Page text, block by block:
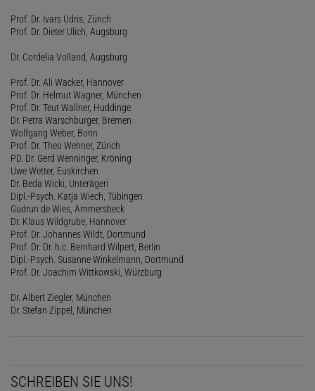
Prof. Dr. Ivars Udris, Zürich
Prof. Dr. Dieter Ulich, Augsburg
Dr. Cordelia Volland, Augsburg
Prof. Dr. Ali Wacker, Hannover
Prof. Dr. Helmut Wagner, München
Prof. Dr. Teut Wallner, Huddinge
Dr. Petra Warschburger, Bremen
Wolfgang Weber, Bonn
Prof. Dr. Theo Wehner, Zürich
PD. Dr. Gerd Wenninger, Kröning
Uwe Wetter, Euskirchen
Dr. Beda Wicki, Unterägeri
Dipl.-Psych. Katja Wiech, Tübingen
Gudrun de Wies, Ammersbeck
Dr. Klaus Wildgrube, Hannover
Prof. Dr. Johannes Wildt, Dortmund
Prof. Dr. Dr. h.c. Bernhard Wilpert, Berlin
Dipl.-Psych. Susanne Winkelmann, Dortmund
Prof. Dr. Joachim Wittkowski, Würzburg
Dr. Albert Ziegler, München
Dr. Stefan Zippel, München
SCHREIBEN SIE UNS!